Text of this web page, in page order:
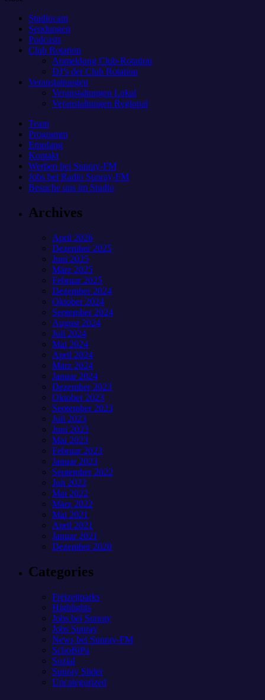
Studiocam
Sendungen
Podcasts
Club Rotation
Anmeldung Club-Rotation
DJ’s der Club Rotation
Veranstaltungen
Veranstaltungen Lokal
Veranstaltungen Regional
Team
Programm
Empfang
Kontakt
Werben bei Sunray-FM
Jobs bei Radio Sunray-FM
Besuche uns im Studio
Archives
April 2026
Dezember 2025
Juni 2025
März 2025
Februar 2025
Dezember 2024
Oktober 2024
September 2024
August 2024
Juli 2024
Mai 2024
April 2024
März 2024
Januar 2024
Dezember 2023
Oktober 2023
September 2023
Juli 2023
Juni 2023
Mai 2023
Februar 2023
Januar 2023
September 2022
Juli 2022
Mai 2022
März 2022
Mai 2021
April 2021
Januar 2021
Dezember 2020
Categories
Freizeitparks
Highlights
Jobs bei Sunray
Jobs Sunray
News bei Sunray-FM
SchoBiPa
Sozial
Sunray Slider
Uncategorized